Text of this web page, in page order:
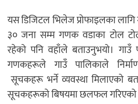
यस डिजिटल भिलेज प्रोफाइलका
३० जना सम्म गणक वडाका टोल
रहेको पनि वहाँले बताउनुभयो। गाउँ
गणकहरूले गाउँ पालिकाले
सूचकहरू भर्ने व्यवस्था मिलाएको
सूचकहरूको बिषयमा छलफल गरिएको